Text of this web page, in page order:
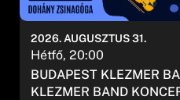
BUDAPEST KLEZMER
LEZMER BAND
2026. AUGUSZTUS 31.
Hétfő, 20:00